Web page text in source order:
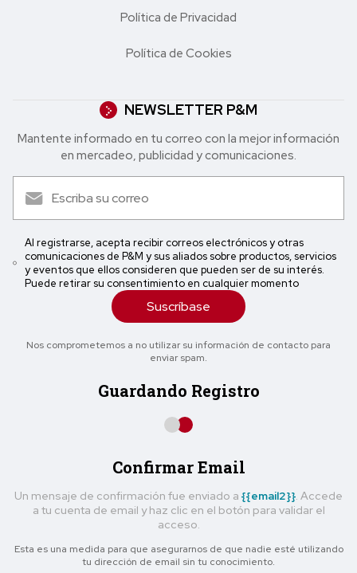
Política de Privacidad
Política de Cookies
NEWSLETTER P&M
Mantente informado en tu correo con la mejor in formación
en mercadeo, publicidad y comunicaciones.
Al registrarse, acepta recibir correos electrónicos y otras
comunicaciones de P&M y sus aliados sobre productos, servicios
y eventos que ellos consideren que pueden ser de su interés.
Puede retirar su consentimiento en cualquier momento
Suscríbase
Nos comprometemos a no utilizar su información de contacto para
enviar spam.
Guardando Registro
Confirmar Email
Un mensaje de confirmación fue enviado a {{email2}} . Accede
a tu cuenta de email y haz clic en el botón para validar el
acceso.
Esta es una medida para que asegurarnos de que nadie esté utilizando
tu dirección de email sin tu conocimiento.